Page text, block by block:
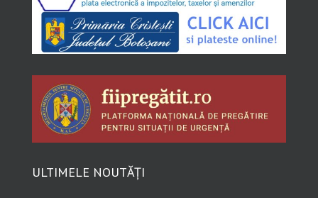
ULTIMELE NOUTĂȚI